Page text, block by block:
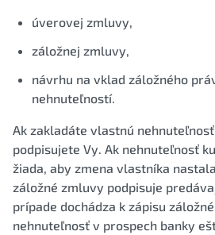
úverovej zmluvy,
záložnej zmluvy,
návrhu na vklad záložného
nehnuteľností.
Ak zakladáte vlastnú
podpisujete Vy. Ak nehnuteľnosť
žiada, aby zmena vlastníka
záložné zmluvy podpisuje
prípade dochádza k zápisu
nehnuteľnosť v prospech banky